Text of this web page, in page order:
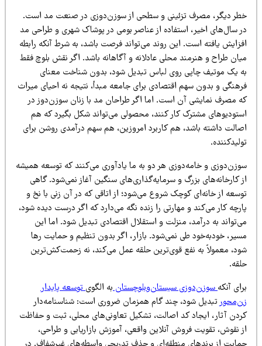
دیگر، مصرف تزئینی و سطحی از سوزن‌دوزی در صنعت مد است.
سال‌های اخیر، استفاده از عناصر بومی در پوشاک شهری و طراحی مد
یافته است. این روند می‌تواند فرصت باشد، به شرط آنکه رابطه
طراح و هنرمند محلی عادلانه و آگاهانه باشد. اگر نقش بلوچ فقط
یک موتیف چاپی روی لباس تبدیل شود، بدون شناخت معنای
و بدون سهم اقتصادی برای جامعه مبدأ، نتیجه نه احیای میراث
مصرف نمایشی آن است. اما اگر طراحان مد با زنان سوزن‌دوز در
مشترک کار کنند، محصولی می‌تواند شکل بگیرد که هم
داشته باشد، هم کاربرد امروزین، هم سهم درآمدی روشن برای
و خامه‌دوزی هر دو به ما یادآوری می‌کنند که توسعه همیشه
کارخانه‌های بزرگ و سرمایه‌گذاری‌های سنگین آغاز نمی‌شود. گاهی
از خانه‌ای کوچک شروع می‌شود؛ از اتاقی که در آن زنی با نخ و
کار می‌کند و مهارتی را زنده نگه می‌دارد که اگر درست دیده شود،
به درآمد، منزلت و استقلال اقتصادی تبدیل شود. اما این
خودبه‌خود طی نمی‌شود. بازار، اگر بدون تنظیم و حمایت رها
معمولاً به نفع قوی‌ترین حلقه عمل می‌کند، نه زحمت‌کش‌ترین
آنکهسوزن‌دوزی سیستان‌وبلوچستانبه الگوی توسعه پایدار
تبدیل شود، چند گام همزمان ضروری است: شناسنامه‌دار
آثار، ایجاد کد اصالت، تشکیل تعاونی‌های محلی، ثبت و حفاظت
نقوش، تقویت فروش آنلاین واقعی، آموزش بازاریابی و طراحی،